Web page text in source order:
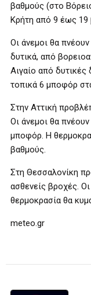
βαθμούς (στο
Κρήτη από 9 έως 19
Οι άνεμοι θα
δυτικά, από
Αιγαίο από δυτικές
τοπικά 6 μποφόρ
Στην Αττική
Οι άνεμοι θα
μποφόρ. Η
βαθμούς.
Στη Θεσσαλονίκη
ασθενείς βροχές.
θερμοκρασία θα
meteo.gr